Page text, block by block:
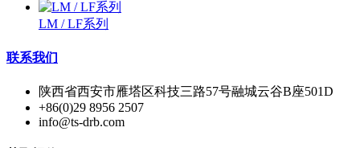
LM / LF系列
联系我们
陕西省西安市雁塔区科技三路57号融城云谷B座501D
+86(0)29 8956 2507
info@ts-drb.com